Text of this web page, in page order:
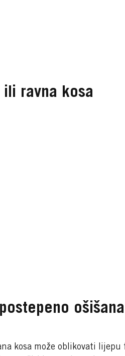
ili ravna kosa
kosa može oblikovati